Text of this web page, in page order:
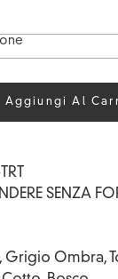
Aggiungi Al
SENZA
Grigio Ombra,